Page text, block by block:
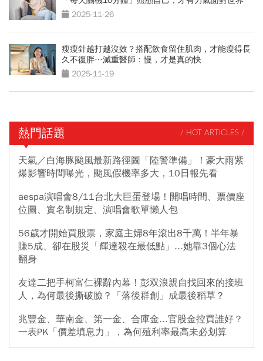
2025-11-26
瘦瘦針越打越沒效？搭配飲食留住肌肉，才能瘦得長
久不復胖…減重醫師：慢，才是真的快
2025-11-19
熱門話題 / HOT ARTICLES /
天氣／白海豚颱風最新路徑圖「陸警準備」！豪大雨紫
爆影響時間曝光，颱風假機率多大，10日報先看
aespa演唱會8/11台北大巨蛋登場！開唱時間、票價座
位圖、實名制規定、演唱會歌單懶人包
56歲才開始買股票，家庭主婦8年滾出8千萬！半年暴
賺5成、卻在股災「輝達殺在最低點」...她靠3個心法
翻身
友達二把手柯富仁裸辭內幕！彭双浪親自找回來的接班
人，為何最後撕破臉？「落後群創」成最後稻草？
兆豐金、華南金、第一金、合庫金...官股金控買誰好？
一表PK「價差填息力」，為何殖利率最高未必划算